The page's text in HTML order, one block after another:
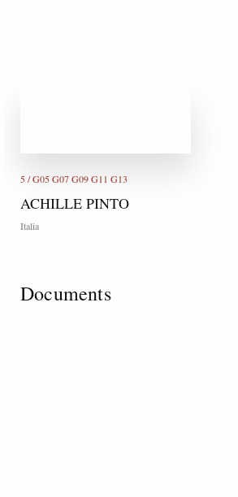
5 / G05 G07 G09 G11 G13
ACHILLE PINTO
Italia
Documents